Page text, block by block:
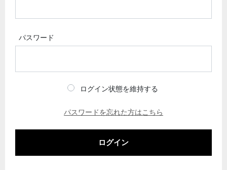
パスワード
ログイン状態を維持する
パスワードを忘れた方はこちら
ログイン